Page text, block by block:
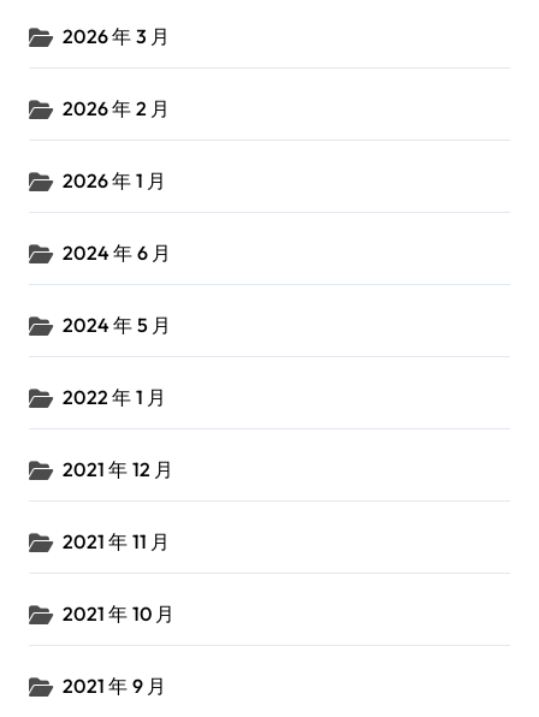
2026 年 3 月
2026 年 2 月
2026 年 1 月
2024 年 6 月
2024 年 5 月
2022 年 1 月
2021 年 12 月
2021 年 11 月
2021 年 10 月
2021 年 9 月